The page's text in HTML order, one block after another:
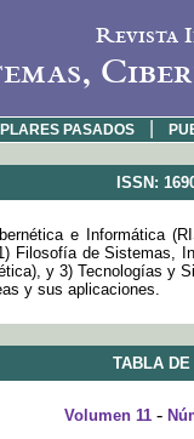
Revista
PASADOS
ISSN:
e Informática
Filosofía de Sistemas,
y 3) Tecnologías y
y sus aplicaciones.
TABLA DE
Volumen 11-